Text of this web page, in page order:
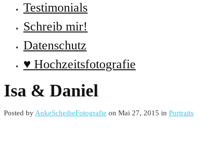
Testimonials
Schreib mir!
Datenschutz
♥ Hochzeitsfotografie
Isa & Daniel
Posted byAnkeScheibeFotografie on Mai 27, 2015 in Portraits